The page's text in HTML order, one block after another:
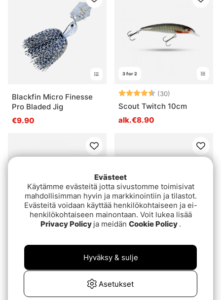
Blackfin Micro Finesse
Pro Bladed Jig
€9.90
3 for 2
Arvio: (30)
Scout Twitch 10cm
alk.€8.90
Berkley Pulse Realistic
alk.€0.80
Iron Wiggler
Evästeet
Käytämme evästeitä jotta sivustomme toimisivat
mahdollisimman hyvin ja markkinointiin ja tilastot.
Evästeitä voidaan käyttää henkilökohtaiseen ja ei-
henkilökohtaiseen mainontaan. Voit lukea lisää
Privacy Policy ja meidän Cookie Policy .
Asetukset
Hyväksy & sulje